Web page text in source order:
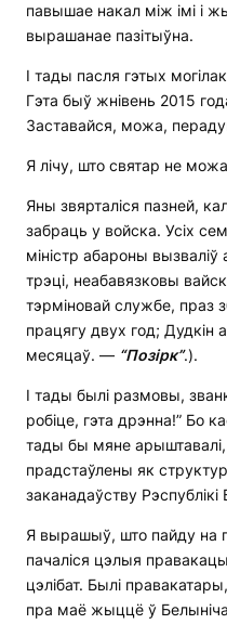
павышае накал між імі і
вырашанае пазітыўна.
І тады пасля гэтых
Гэта быў жнівень 2015
Заставайся, можа,
Я лічу, што святар не
Яны звярталіся пазней,
забраць у войска. Усіх
міністр абароны
трэці, неабавязковы
тэрміновай службе, праз
працягу двух год;
месяцаў. — “Позірк”.).
І тады былі размовы,
робіце, гэта дрэнна!” Бо
тады бы мяне
прадстаўлены як
заканадаўству Рэспублікі
Я вырашыў, што пайду на
пачаліся цэлыя
цэлібат. Былі
пра маё жыццё ў